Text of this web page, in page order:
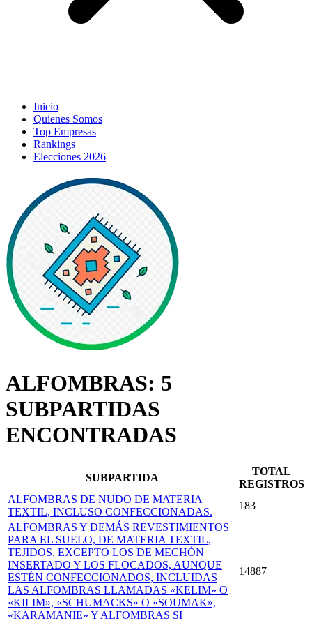
Inicio
Quienes Somos
Top Empresas
Rankings
Elecciones 2026
ALFOMBRAS: 5
SUBPARTIDAS
ENCONTRADAS
SUBPARTIDA
TOTAL
REGISTROS
ALFOMBRAS DE NUDO DE MATERIA
TEXTIL, INCLUSO CONFECCIONADAS.
183
ALFOMBRAS Y DEMÁS REVESTIMIENTOS
PARA EL SUELO, DE MATERIA TEXTIL,
TEJIDOS, EXCEPTO LOS DE MECHÓN
INSERTADO Y LOS FLOCADOS, AUNQUE
ESTÉN CONFECCIONADOS, INCLUIDAS
LAS ALFOMBRAS LLAMADAS «KELIM» O
«KILIM», «SCHUMACKS» O «SOUMAK»,
«KARAMANIE» Y ALFOMBRAS SI
14887